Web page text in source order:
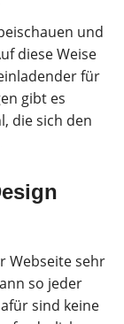
und
diese Weise
für
gibt es
die sich den
Webseite sehr
so jeder
sind keine